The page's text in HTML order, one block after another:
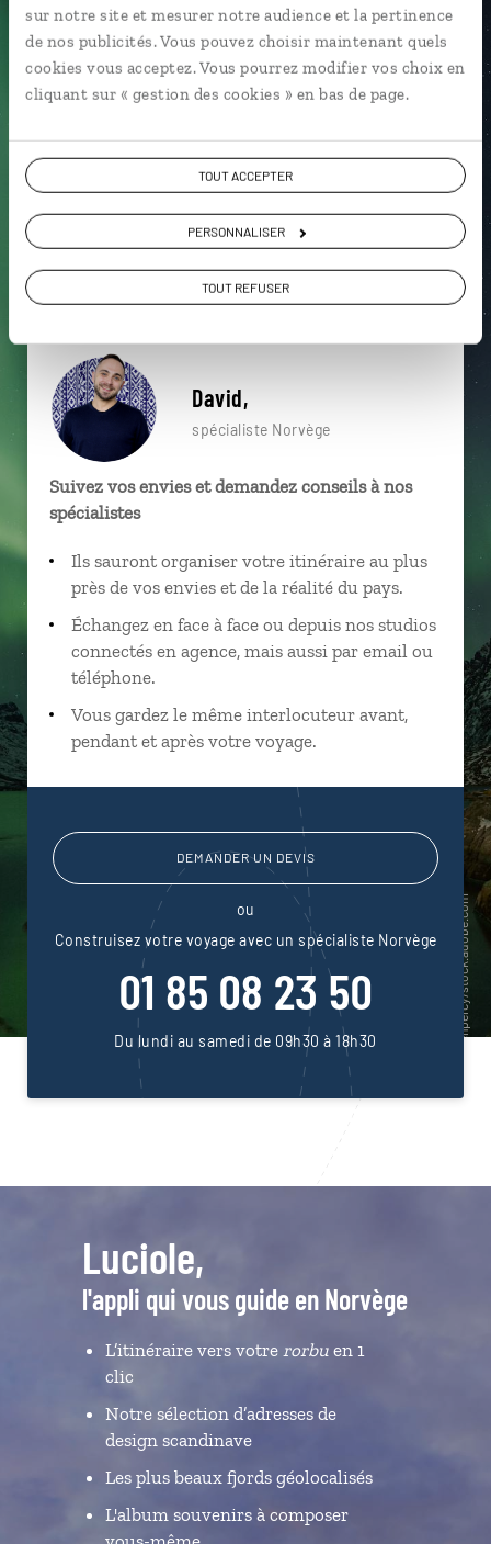
sur notre site et mesurer notre audience et la pertinence
de nos publicités. Vous pouvez choisir maintenant quels
cookies vous acceptez. Vous pourrez modifier vos choix en
cliquant sur « gestion des cookies » en bas de page.
TOUT ACCEPTER
PERSONNALISER
TOUT REFUSER
Une envie de voyage
particulière ?
Aalesund Averoy Briksdal Aurore boréale
Express Côtier
David,
spécialiste Norvège
Suivez vos envies et demandez conseils à nos
spécialistes
Ils sauront organiser votre itinéraire au plus
près de vos envies et de la réalité du pays.
Échangez en face à face ou depuis nos studios
connectés en agence, mais aussi par email ou
téléphone.
Vous gardez le même interlocuteur avant,
pendant et après votre voyage.
DEMANDER UN DEVIS
ou
Construisez votre voyage avec un spécialiste Norvège
01 85 08 23 50
Du lundi au samedi de 09h30 à 18h30
Luciole,
l'appli qui vous guide en Norvège
L’itinéraire vers votre rorbuen 1
clic
Notre sélection d’adresses de
design scandinave
Les plus beaux fjords géolocalisés
L'album souvenirs à composer